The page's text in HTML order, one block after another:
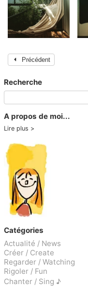
Précédent
Recherche
A propos de moi...
Lire plus
Catégories
Actualité / News
Créer / Create
Regarder / Watching
Rigoler / Fun
Chanter / Sing ♪